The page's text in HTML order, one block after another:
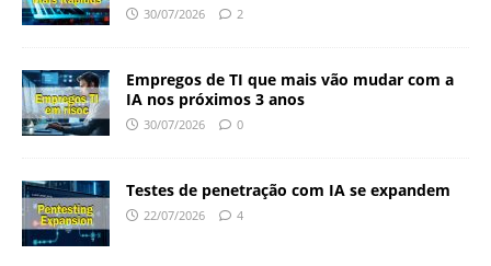
30/07/2026 2
Empregos de TI que mais vão mudar com a
IA nos próximos 3 anos
30/07/2026 0
Testes de penetração com IA se expandem
22/07/2026 4